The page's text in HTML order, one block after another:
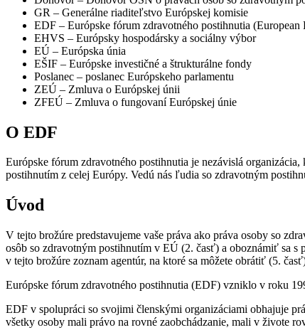
GR – Generálne riaditeľstvo Európskej komisie
EDF – Európske fórum zdravotného postihnutia
EHVS – Európsky hospodársky a sociálny výbor
EÚ – Európska únia
EŠIF – Európske investičné a štrukturálne fondy
Poslanec – poslanec Európskeho parlamentu
ZEÚ – Zmluva o Európskej únii
ZFEÚ – Zmluva o fungovaní Európskej únie
O EDF
Európske fórum zdravotného postihnutia je nezávislá
postihnutím z celej Európy. Vedú nás ľudia so zdravotným
Úvod
V tejto brožúre predstavujeme vaše práva ako práva osoby so
osôb so zdravotným postihnutím v EÚ (2. časť) a oboznámiť sa
v tejto brožúre zoznam agentúr, na ktoré sa môžete obrátiť (5.
Európske fórum zdravotného postihnutia (EDF) vzniklo v roku
EDF v spolupráci so svojimi členskými organizáciami obhajuje
všetky osoby mali právo na rovné zaobchádzanie, mali v živote